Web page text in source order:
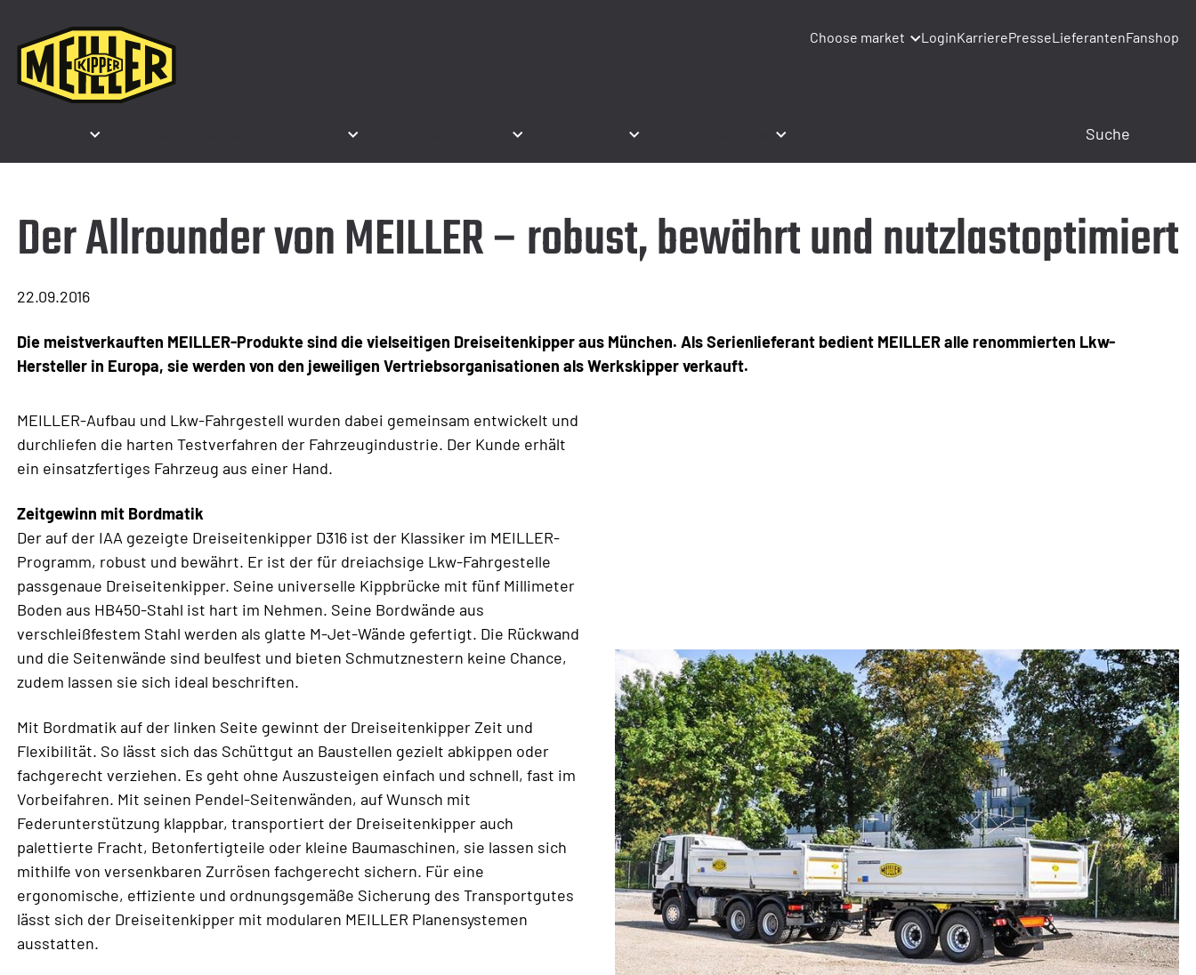
Choose market LoginKarrierePresseLieferantenFanshop
Der Allrounder von MEILLER – robust, bewährt und nutzlastoptimiert
22.09.2016
Die meistverkauften MEILLER-Produkte sind die vielseitigen Dreiseitenkipper aus München. Als Serienlieferant bedient MEILLER alle renommierten Lkw-
Hersteller in Europa, sie werden von den jeweiligen Vertriebsorganisationen als Werkskipper verkauft.
MEILLER-Aufbau und Lkw-Fahrgestell wurden dabei gemeinsam entwickelt und
durchliefen die harten Testverfahren der Fahrzeugindustrie. Der Kunde erhält
ein einsatzfertiges Fahrzeug aus einer Hand.
Zeitgewinn mit Bordmatik
Der auf der IAA gezeigte Dreiseitenkipper D316 ist der Klassiker im MEILLER-
Programm, robust und bewährt. Er ist der für dreiachsige Lkw-Fahrgestelle
passgenaue Dreiseitenkipper. Seine universelle Kippbrücke mit fünf Millimeter
Boden aus HB450-Stahl ist hart im Nehmen. Seine Bordwände aus
verschleißfestem Stahl werden als glatte M-Jet-Wände gefertigt. Die Rückwand
und die Seitenwände sind beulfest und bieten Schmutznestern keine Chance,
zudem lassen sie sich ideal beschriften.
Mit Bordmatik auf der linken Seite gewinnt der Dreiseitenkipper Zeit und
Flexibilität. So lässt sich das Schüttgut an Baustellen gezielt abkippen oder
fachgerecht verziehen. Es geht ohne Auszusteigen einfach und schnell, fast im
Vorbeifahren. Mit seinen Pendel-Seitenwänden, auf Wunsch mit
Federunterstützung klappbar, transportiert der Dreiseitenkipper auch
palettierte Fracht, Betonfertigteile oder kleine Baumaschinen, sie lassen sich
mithilfe von versenkbaren Zurrösen fachgerecht sichern. Für eine
ergonomische, effiziente und ordnungsgemäße Sicherung des Transportgutes
lässt sich der Dreiseitenkipper mit modularen MEILLER Planensystemen
ausstatten.